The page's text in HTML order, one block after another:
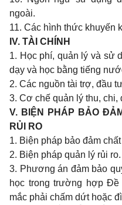
ngoài.
11. Các hình thức khuyến
IV. TÀI CHÍNH
1. Học phí, quản lý và sử
dạy và học bằng tiếng
2. Các nguồn tài trợ, đầu
3. Cơ chế quản lý thu, chi,
V. BIỆN PHÁP BẢO
RỦI RO
1. Biện pháp bảo đảm
2. Biện pháp quản lý rủi ro.
3. Phương án đảm bảo
học trong trường hợp
mắc phải chấm dứt hoặc